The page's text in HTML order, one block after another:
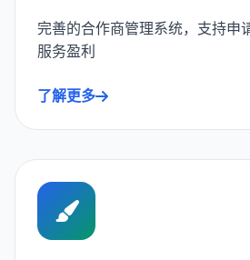
完善的合作商管理系统，支持申
服务盈利
了解更多